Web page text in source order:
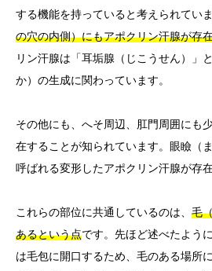
する機能を持っていると考えられてい
の穴の内側）にもアポクリン汗腺が存
リン汗腺は「耳垢腺（じこうせん）」
か）の生成に関わっています。
その他にも、へそ周辺、肛門周囲にも
在することが知られています。眼瞼（
呼ばれる変形したアポクリン汗腺が存在
これらの部位に共通しているのは、 毛
あるという点です。先ほど述べたよう
は毛包に開口するため、毛のある場所